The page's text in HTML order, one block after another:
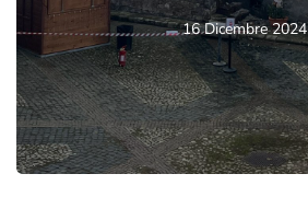
16 Dicembre 2024